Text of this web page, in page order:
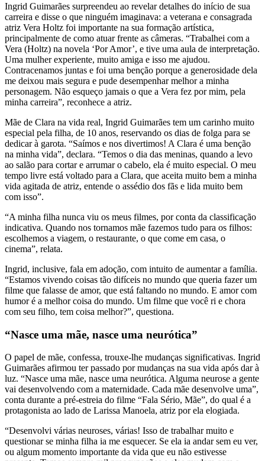
Ingrid Guimarães surpreendeu ao revelar detalhes do início de sua
carreira e disse o que ninguém imaginava: a veterana e consagrada
atriz Vera Holtz foi importante na sua formação artística,
principalmente de como atuar frente as câmeras. “Trabalhei com a
Vera (Holtz) na novela ‘Por Amor’, e tive uma aula de interpretação.
Uma mulher experiente, muito amiga e isso me ajudou.
Contracenamos juntas e foi uma benção porque a generosidade dela
me deixou mais segura e pude desempenhar melhor a minha
personagem. Não esqueço jamais o que a Vera fez por mim, pela
minha carreira”, reconhece a atriz.
Mãe de Clara na vida real, Ingrid Guimarães tem um carinho muito
especial pela filha, de 10 anos, reservando os dias de folga para se
dedicar à garota. “Saímos e nos divertimos! A Clara é uma benção
na minha vida”, declara. “Temos o dia das meninas, quando a levo
ao salão para cortar e arrumar o cabelo, ela é muito especial. O meu
tempo livre está voltado para a Clara, que aceita muito bem a minha
vida agitada de atriz, entende o assédio dos fãs e lida muito bem
com isso”.
“A minha filha nunca viu os meus filmes, por conta da classificação
indicativa. Quando nos tornamos mãe fazemos tudo para os filhos:
escolhemos a viagem, o restaurante, o que come em casa, o
cinema”, relata.
Ingrid, inclusive, fala em adoção, com intuito de aumentar a família.
“Estamos vivendo coisas tão difíceis no mundo que queria fazer um
filme que falasse de amor, que está faltando no mundo. E amor com
humor é a melhor coisa do mundo. Um filme que você ri e chora
com seu filho, tem coisa melhor?”, questiona.
“Nasce uma mãe, nasce uma neurótica”
O papel de mãe, confessa, trouxe-lhe mudanças significativas. Ingrid
Guimarães afirmou ter passado por mudanças na sua vida após dar à
luz. “Nasce uma mãe, nasce uma neurótica. Alguma neurose a gente
vai desenvolvendo com a maternidade. Cada mãe desenvolve uma”,
conta durante a pré-estreia do filme “Fala Sério, Mãe”, do qual é a
protagonista ao lado de Larissa Manoela, atriz por ela elogiada.
“Desenvolvi várias neuroses, várias! Isso de trabalhar muito e
questionar se minha filha ia me esquecer. Se ela ia andar sem eu ver,
ou algum momento importante da vida que eu não estivesse